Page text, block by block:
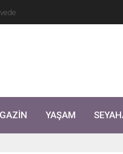
sevgilisi Aytaç Şaşmaz’a romantik
YAŞAM